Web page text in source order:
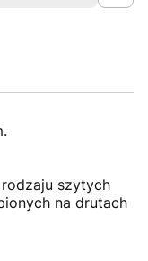
szytych
na drutach